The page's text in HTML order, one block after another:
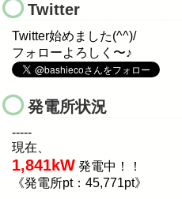
Twitter
Twitter始めました(^^)/
フォローよろしく〜♪
発電所状況
-----
現在、
1,841kW 発電中！！
《発電所pt：45,771pt》